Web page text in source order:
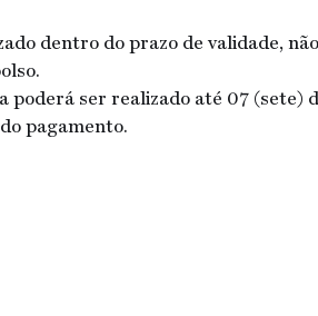
dentro do prazo de validade, não
poderá ser realizado até 07 (sete)
pagamento.